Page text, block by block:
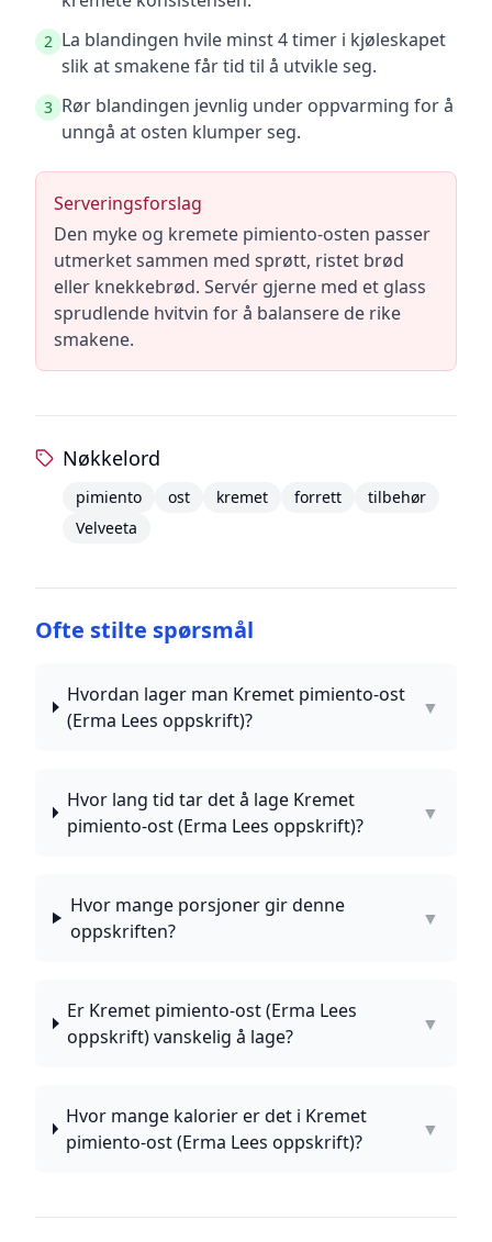
2 La blandingen hvile minst 4 timer i kjøleskapet
slik at smakene får tid til å utvikle seg.
3 Rør blandingen jevnlig under oppvarming for å
unngå at osten klumper seg.
Serveringsforslag
Den myke og kremete pimiento-osten passer
utmerket sammen med sprøtt, ristet brød
eller knekkebrød. Servér gjerne med et glass
sprudlende hvitvin for å balansere de rike
smakene.
Nøkkelord
pimiento ost kremet forrett
tilbehør
Velveeta
Ofte stilte spørsmål
Hvordan lager man Kremet pimiento-ost
(Erma Lees oppskrift)?
▼
Hvor lang tid tar det å lage Kremet
pimiento-ost (Erma Lees oppskrift)?
▼
Hvor mange porsjoner gir denne
oppskriften?
▼
Er Kremet pimiento-ost (Erma Lees
oppskrift) vanskelig å lage?
▼
Hvor mange kalorier er det i Kremet
pimiento-ost (Erma Lees oppskrift)?
▼